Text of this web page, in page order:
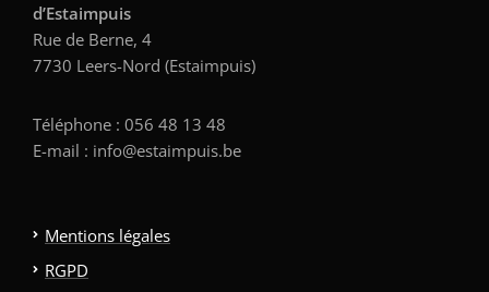
d’Estaimpuis
Rue de Berne, 4
7730 Leers-Nord (Estaimpuis)
Téléphone : 056 48 13 48
E-mail : info@estaimpuis.be
Mentions légales
RGPD